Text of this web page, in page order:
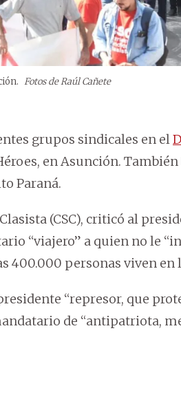
Fotos de Raúl Cañete
grupos sindicales en el
en Asunción.
Paraná.
(CSC), criticó al
“viajero” a quien no le
400.000 personas viven en
“represor, que
de “antipatriota,